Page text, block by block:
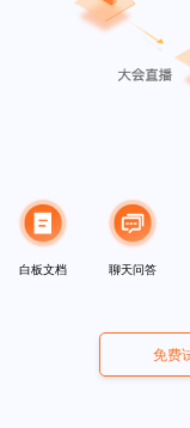
白板文档 聊天问答
免费